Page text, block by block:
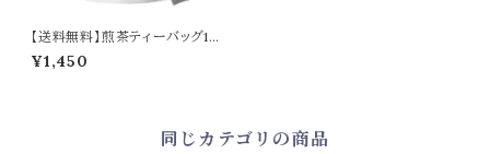
【送料無料】煎茶ティーバッグ18
個入り／Sencha Tea – 18 Te
a Bags
¥1,450
同じカテゴリの商品